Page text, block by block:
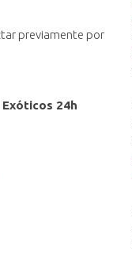
previamente por
24h